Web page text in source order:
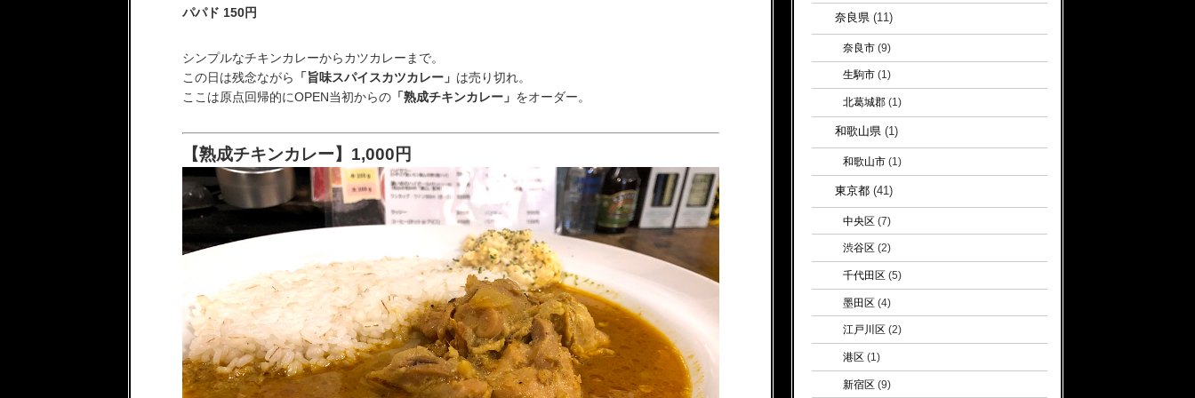
パパド 150円
シンプルなチキンカレーからカツカレーまで。
この日は残念ながら
「旨味スパイスカツカレー」 は売り切れ。
ここは原点回帰的にOPEN当初からの 「熟成チキンカレー」 をオーダー。
【熟成チキンカレー】1,000円
奈良県(11)
奈良市(9)
生駒市(1)
北葛城郡(1)
和歌山県(1)
和歌山市(1)
東京都(41)
中央区(7)
渋谷区 (2)
千代田区(5)
墨田区(4)
江戸川区 (2)
港区(1)
新宿区(9)